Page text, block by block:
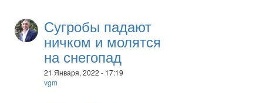
Сугробы падают
ничком и молятся
на снегопад
21 Января, 2022 - 17:19
vgm